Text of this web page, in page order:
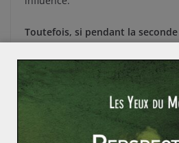
Toutefois, si pendant la
l’apanage de l’Occident, on
ce siècle à une nouvelle
échanges. Dans les 8 Objectifs
développement adoptés en
consacrer 0.7% de leur PNB à